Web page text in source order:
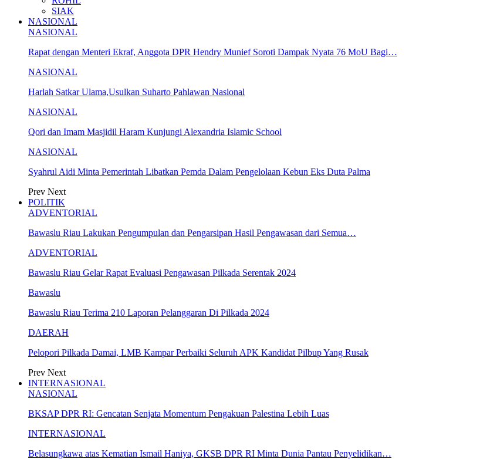
SIAK
NASIONAL
NASIONAL
Rapat dengan Menteri Ekraf, Anggota DPR Hendry Munief Soroti Dampak Nyata 76 MoU Bagi…
NASIONAL
Harlah Satkar Ulama,Usulkan Suharto Pahlawan Nasional
NASIONAL
Qori dan Imam Masjidil Haram Kunjungi Alexandria Islamic School
NASIONAL
Syahrul Aidi Minta Pemerintah Libatkan Pemda Dalam Pengelolaan Kebun Eks Duta Palma
Prev Next
POLITIK
ADVENTORIAL
Bawaslu Riau Lakukan Pengumpulan dan Pengarsipan Hasil Pengawasan dari Semua…
ADVENTORIAL
Bawaslu Riau Gelar Rapat Evaluasi Pengawasan Pilkada Serentak 2024
Bawaslu
Bawaslu Riau Terima 210 Laporan Pelanggaran Di Pilkada 2024
DAERAH
Pelopori Pilkada Damai, LMB Kampar Perbaiki Seluruh APK Kandidat Pilbup Yang Rusak
Prev Next
INTERNASIONAL
NASIONAL
BKSAP DPR RI: Gencatan Senjata Momentum Pengakuan Palestina Lebih Luas
INTERNASIONAL
Belasungkawa atas Kematian Ismail Haniya, GKSB DPR RI Minta Dunia Pantau Penyelidikan…